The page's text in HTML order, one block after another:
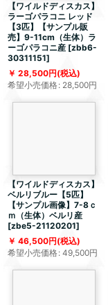
【ワイルドディスカス】
ラーゴパラコニ レッド
【3匹】【サンプル販
売】9-11cm（生体）ラ
ーゴパラコニ産 [zbb6-
30311151]
28,500円(税込)
希望小売価格: 28,500円
【ワイルドディスカス】
ベルリブルー【5匹】
【サンプル画像】7-8ｃ
ｍ（生体）ベルリ産
[zbe5-21120201]
46,500円(税込)
希望小売価格: 49,500円